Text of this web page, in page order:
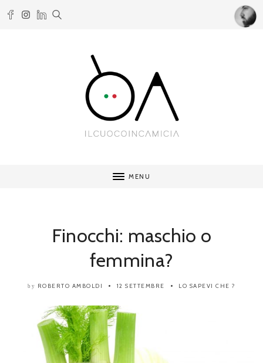
MENU
Finocchi: maschio o
femmina?
by ROBERTO AMBOLDI 12 SETTEMBRE LO SAPEVI CHE ?